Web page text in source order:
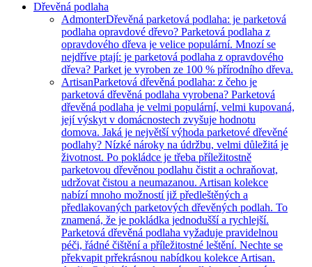
Dřevěná podlaha
AdmonterDřevěná parketová podlaha: je parketová
podlaha opravdové dřevo? Parketová podlaha z
opravdového dřeva je velice populární. Mnozí se
nejdříve ptají: je parketová podlaha z opravdového
dřeva? Parket je vyroben ze 100 % přírodního dřeva.
ArtisanParketová dřevěná podlaha: z čeho je
parketová dřevěná podlaha vyrobena? Parketová
dřevěná podlaha je velmi populární, velmi kupovaná,
její výskyt v domácnostech zvyšuje hodnotu
domova. Jaká je největší výhoda parketové dřevěné
podlahy? Nízké nároky na údržbu, velmi důležitá je
životnost. Po pokládce je třeba příležitostně
parketovou dřevěnou podlahu čistit a ochraňovat,
udržovat čistou a neumazanou. Artisan kolekce
nabízí mnoho možností již předleštěných a
předlakovaných parketových dřevěných podlah. To
znamená, že je pokládka jednodušší a rychlejší.
Parketová dřevěná podlaha vyžaduje pravidelnou
péči, řádné čištění a příležitostné leštění. Nechte se
překvapit prřekrásnou nabídkou kolekce Artisan.